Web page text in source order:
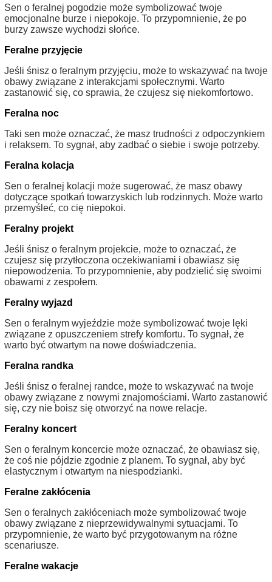
Sen o feralnej pogodzie może symbolizować twoje
emocjonalne burze i niepokoje. To przypomnienie, że po
burzy zawsze wychodzi słońce.
Feralne przyjęcie
Jeśli śnisz o feralnym przyjęciu, może to wskazywać na twoje
obawy związane z interakcjami społecznymi. Warto
zastanowić się, co sprawia, że czujesz się niekomfortowo.
Feralna noc
Taki sen może oznaczać, że masz trudności z odpoczynkiem
i relaksem. To sygnał, aby zadbać o siebie i swoje potrzeby.
Feralna kolacja
Sen o feralnej kolacji może sugerować, że masz obawy
dotyczące spotkań towarzyskich lub rodzinnych. Może warto
przemyśleć, co cię niepokoi.
Feralny projekt
Jeśli śnisz o feralnym projekcie, może to oznaczać, że
czujesz się przytłoczona oczekiwaniami i obawiasz się
niepowodzenia. To przypomnienie, aby podzielić się swoimi
obawami z zespołem.
Feralny wyjazd
Sen o feralnym wyjeździe może symbolizować twoje lęki
związane z opuszczeniem strefy komfortu. To sygnał, że
warto być otwartym na nowe doświadczenia.
Feralna randka
Jeśli śnisz o feralnej randce, może to wskazywać na twoje
obawy związane z nowymi znajomościami. Warto zastanowić
się, czy nie boisz się otworzyć na nowe relacje.
Feralny koncert
Sen o feralnym koncercie może oznaczać, że obawiasz się,
że coś nie pójdzie zgodnie z planem. To sygnał, aby być
elastycznym i otwartym na niespodzianki.
Feralne zakłócenia
Sen o feralnych zakłóceniach może symbolizować twoje
obawy związane z nieprzewidywalnymi sytuacjami. To
przypomnienie, że warto być przygotowanym na różne
scenariusze.
Feralne wakacje